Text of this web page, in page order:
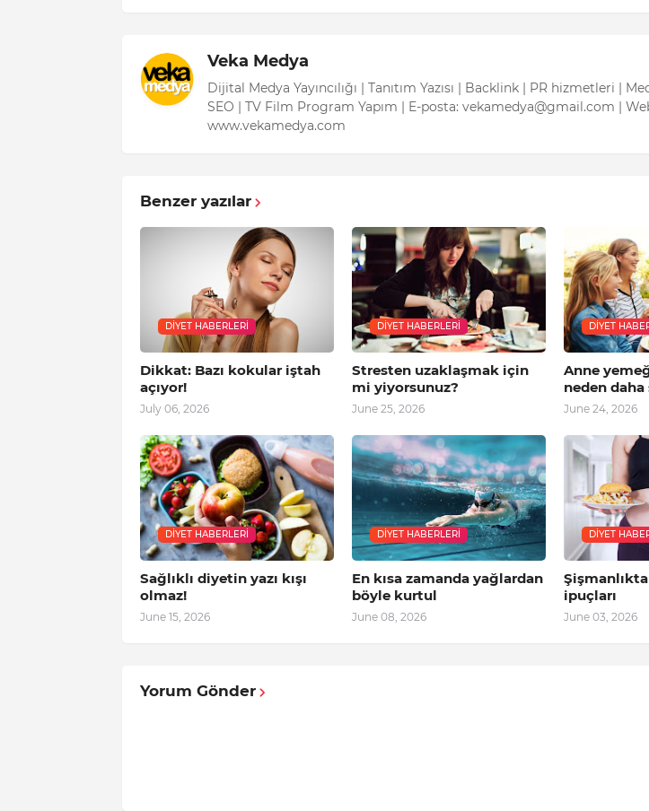
Veka Medya
Dijital Medya Yayıncılığı | Tanıtım Yazısı | Backlink | PR hizmetleri |
SEO | TV Film Program Yapım | E-posta: vekamedya@gmail.com |
www.vekamedya.com
Benzer yazılar
DIYET HABERLERI
Dikkat: Bazı kokular iştah
açıyor!
July 06, 2026
DIYET HABERLERI
Stresten uzaklaşmak için
mi yiyorsunuz?
June 25, 2026
DIYET
Anne
neden daha
June 24, 2026
DIYET HABERLERI
Sağlıklı diyetin yazı kışı
olmaz!
June 15, 2026
DIYET HABERLERI
En kısa zamanda yağlardan
böyle kurtul
June 08, 2026
DIYET
ipuçları
June 03, 2026
Yorum Gönder